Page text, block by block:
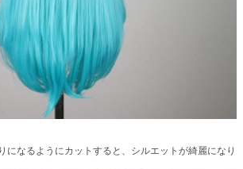
になるようにカットすると、シルエットが綺麗になり